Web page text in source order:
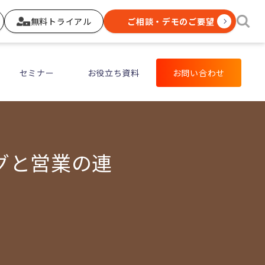
無料トライアル ご相談・デモのご要望
セミナー お役立ち資料 お問い合わせ
と営業の連